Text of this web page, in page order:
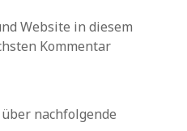
Website in diesem
Kommentar
nachfolgende